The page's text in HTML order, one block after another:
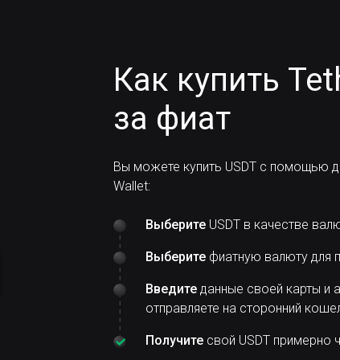
Как купить
за фиат
Вы можете купить USDT с помощью
Wallet:
ВыберитеUSDT в качестве
Выберитефиатную валюту для
Введитеданные своей карты и
отправляете на сторонний
Получитесвой USDT примерно